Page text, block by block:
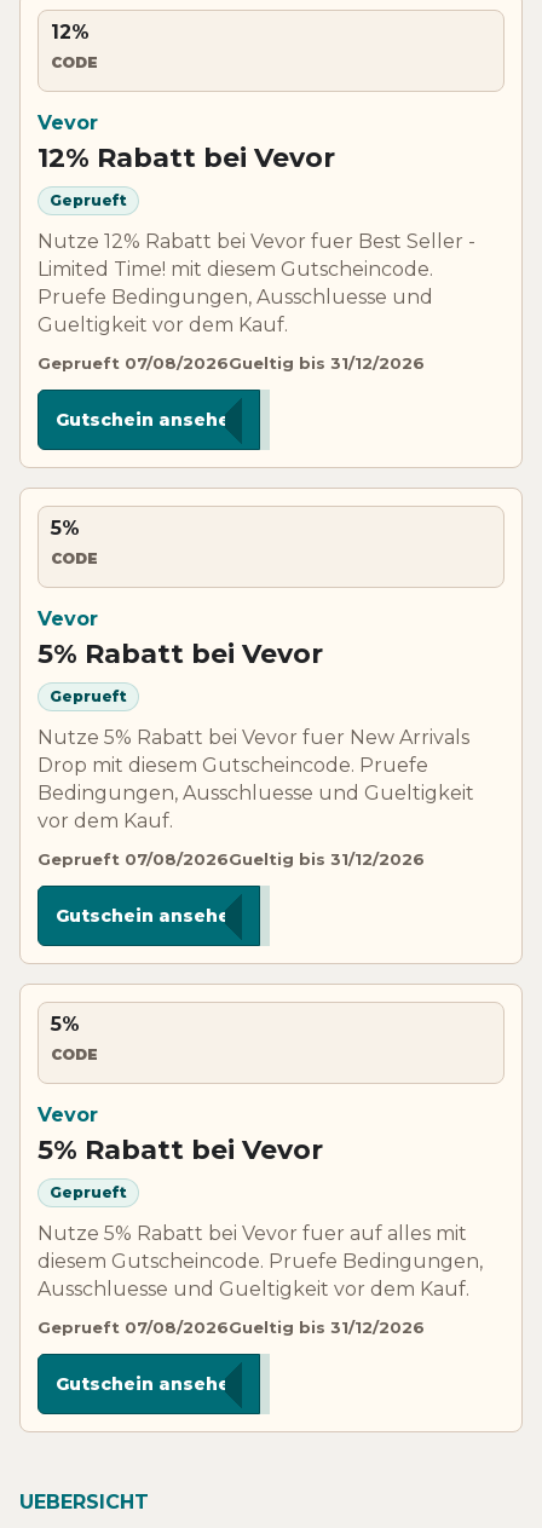
12%
CODE
Vevor
12% Rabatt bei Vevor
Geprueft
Nutze 12% Rabatt bei Vevor fuer Best Seller -
Limited Time! mit diesem Gutscheincode.
Pruefe Bedingungen, Ausschluesse und
Gueltigkeit vor dem Kauf.
Geprueft 07/08/2026Gueltig bis 31/12/2026
Gutschein ansehen
5%
CODE
Vevor
5% Rabatt bei Vevor
Geprueft
Nutze 5% Rabatt bei Vevor fuer New Arrivals
Drop mit diesem Gutscheincode. Pruefe
Bedingungen, Ausschluesse und Gueltigkeit
vor dem Kauf.
Geprueft 07/08/2026Gueltig bis 31/12/2026
Gutschein ansehen
5%
CODE
Vevor
5% Rabatt bei Vevor
Geprueft
Nutze 5% Rabatt bei Vevor fuer auf alles mit
diesem Gutscheincode. Pruefe Bedingungen,
Ausschluesse und Gueltigkeit vor dem Kauf.
Geprueft 07/08/2026Gueltig bis 31/12/2026
Gutschein ansehen
UEBERSICHT